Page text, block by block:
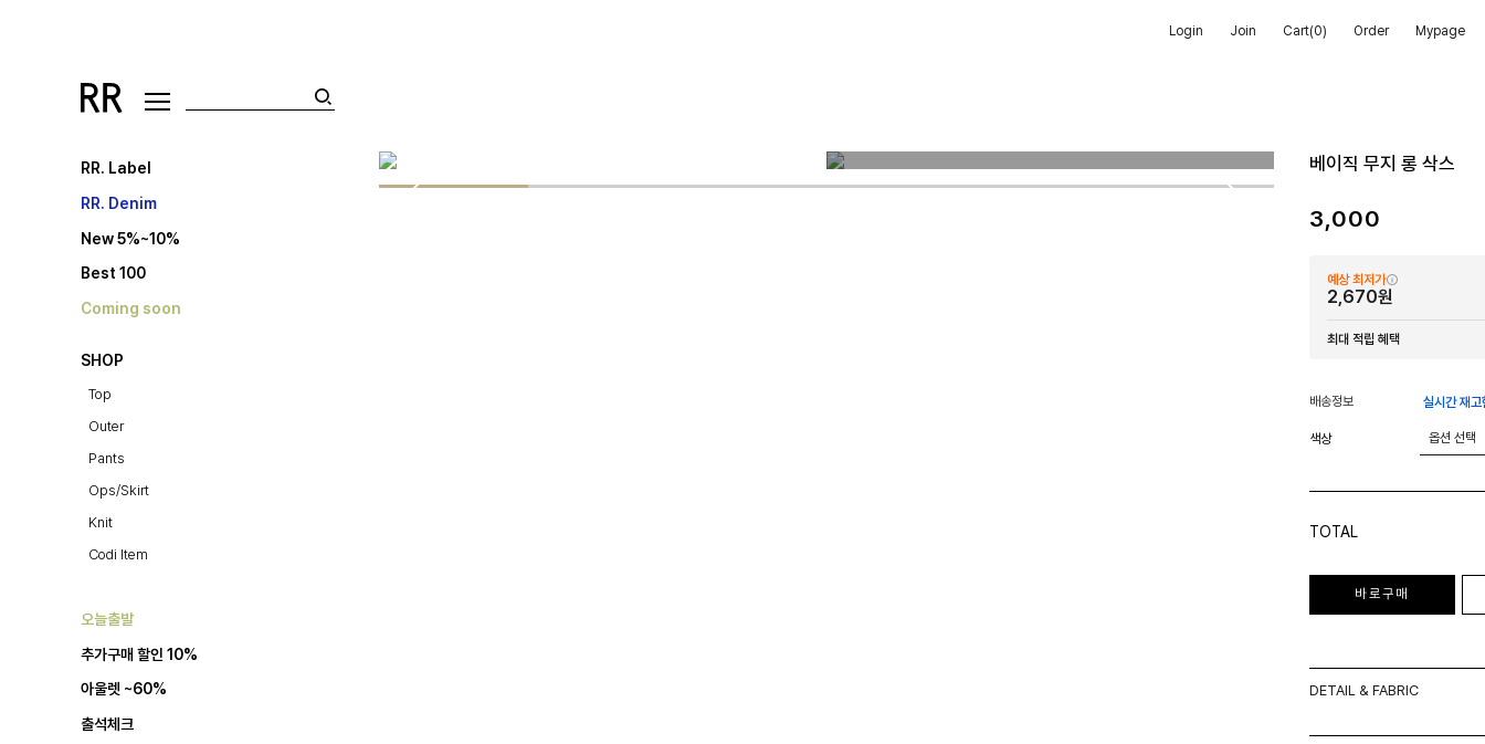
Login Join Cart(0) Order Mypage
RR. Label
RR. Denim
New 5%~10%
Best 100
Coming soon
SHOP
Top
Outer
Pants
Ops/Skirt
Knit
Codi Item
오늘출발
추가구매 할인 10%
아울렛 ~60%
출석체크
베이직 무지 롱 삭스
3,000
예상 최저가
2,670원
최대 적립 혜택
배송정보 실시간 재고
색상
TOTAL
바로구매
DETAIL & FABRIC